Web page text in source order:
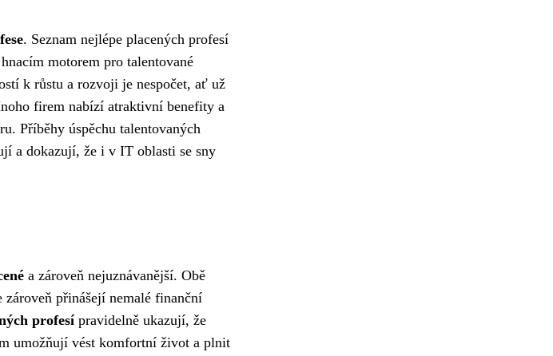
. Seznam nejlépe placených profesí
motorem pro talentované
k růstu a rozvoji je nespočet, ať už
firem nabízí atraktivní benefity a
Příběhy úspěchu talentovaných
a dokazují, že i v IT oblasti se sny
a zároveň nejuznávanější. Obě
přinášejí nemalé finanční
profesípravidelně ukazují, že
umožňují vést komfortní život a plnit